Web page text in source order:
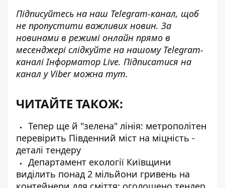
Підписуйтесь на наш Telegram-канал, щоб
не пропустити важливих новин. За
новинами в режимі онлайн прямо в
месенджері слідкуйте на нашому Telegram-
каналіІнформатор Live. Підписатися на
канал у Viber можна тут.
ЧИТАЙТЕ ТАКОЖ:
Тепер ще й "зелена" лінія: метрополітен
перевірить Південний міст на міцність -
деталі тендеру
Департамент екології Київщини
виділить понад 2 мільйони гривень на